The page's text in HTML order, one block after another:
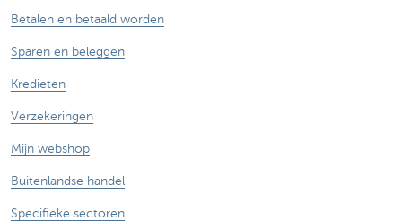
Betalen en betaald worden
Sparen en beleggen
Kredieten
Verzekeringen
Mijn webshop
Buitenlandse handel
Specifieke sectoren